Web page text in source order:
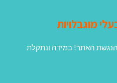
מוגבלויות
האתר! במידה ונתקלת